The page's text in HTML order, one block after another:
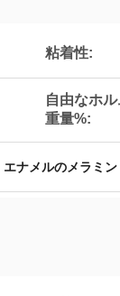
粘着性:
自由なホル
重量%:
エナメルのメラミ